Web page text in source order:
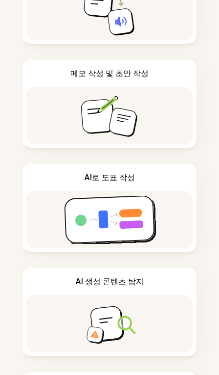
메모 작성 및 초안 작성
AI로 도표 작성
AI 생성 콘텐츠 탐지